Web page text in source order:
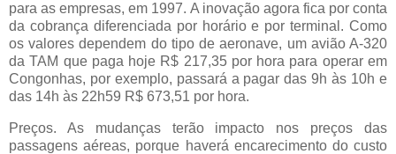
para as empresas, em 1997. A inovação agora fica por conta
da cobrança diferenciada por horário e por terminal. Como
os valores dependem do tipo de aeronave, um avião A-320
da TAM que paga hoje R$ 217,35 por hora para operar em
Congonhas, por exemplo, passará a pagar das 9h às 10h e
das 14h às 22h59 R$ 673,51 por hora.
Preços. As mudanças terão impacto nos preços das
passagens aéreas, porque haverá encarecimento do custo